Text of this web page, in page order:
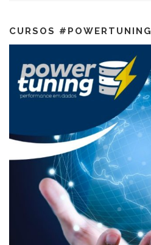
CURSOS #POWERTUNING